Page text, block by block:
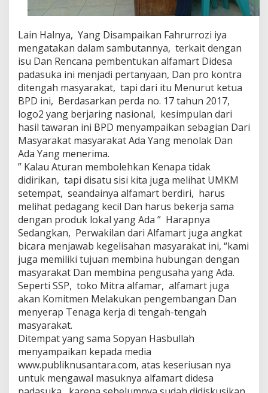
Lain Halnya, Yang Disampaikan Fahrurrozi iya
mengatakan dalam sambutannya, terkait dengan
isu Dan Rencana pembentukan alfamart Didesa
padasuka ini menjadi pertanyaan, Dan pro kontra
ditengah masyarakat, tapi dari itu Menurut ketua
BPD ini, Berdasarkan perda no. 17 tahun 2017,
logo2 yang berjaring nasional, kesimpulan dari
hasil tawaran ini BPD menyampaikan sebagian Dari
Masyarakat masyarakat Ada Yang menolak Dan
Ada Yang menerima.
” Kalau Aturan membolehkan Kenapa tidak
didirikan, tapi disatu sisi kita juga melihat UMKM
setempat, seandainya alfamart berdiri, harus
melihat pedagang kecil Dan harus bekerja sama
dengan produk lokal yang Ada ” Harapnya
Sedangkan, Perwakilan dari Alfamart juga angkat
bicara menjawab kegelisahan masyarakat ini, “kami
juga memiliki tujuan membina hubungan dengan
masyarakat Dan membina pengusaha yang Ada.
Seperti SSP, toko Mitra alfamar, alfamart juga
akan Komitmen Melakukan pengembangan Dan
menyerap Tenaga kerja di tengah-tengah
masyarakat.
Ditempat yang sama Sopyan Hasbullah
menyampaikan kepada media
www.publiknusantara.com, atas keseriusan nya
untuk mengawal masuknya alfamart didesa